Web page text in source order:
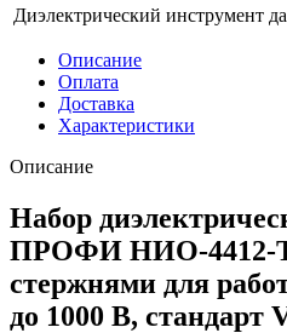
Диэлектрический инструмент да
Описание
Оплата
Доставка
Характеристики
Описание
Набор
ПРОФИ НИО-4412-
стержнями для
до 1000 В, стандарт